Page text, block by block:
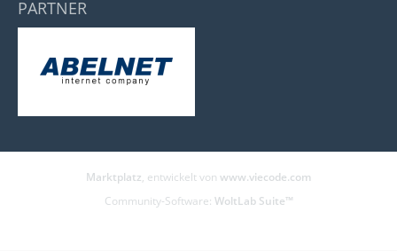
PARTNER
Marktplatz, entwickelt von www.viecode.com
Community-Software: WoltLab Suite™